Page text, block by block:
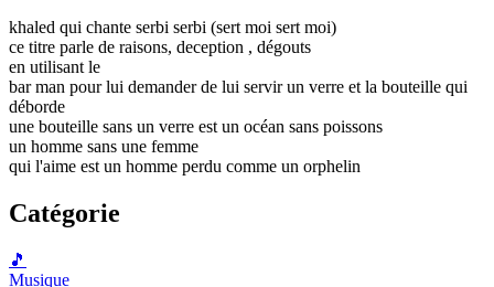
khaled qui chante serbi serbi (sert moi sert moi)
ce titre parle de raisons, deception , dégouts
en utilisant le
bar man pour lui demander de lui servir un verre et la bouteille qui
déborde
une bouteille sans un verre est un océan sans poissons
un homme sans une femme
qui l'aime est un homme perdu comme un orphelin
Catégorie
🎵
Musique